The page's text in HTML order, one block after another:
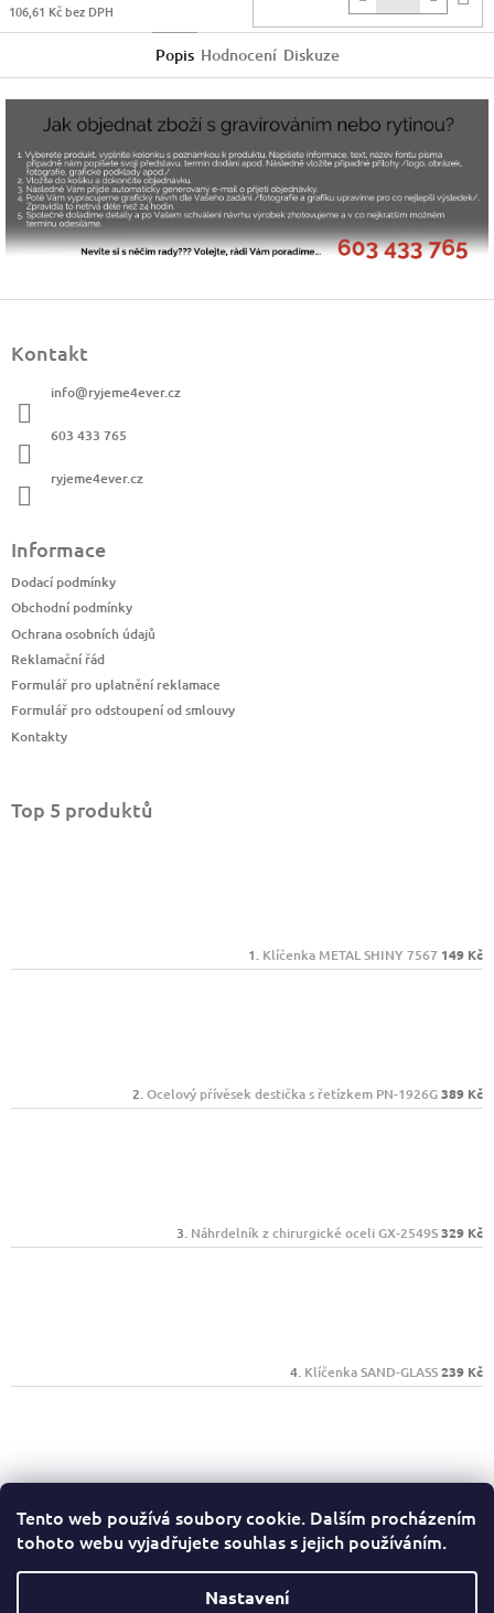
Tento web používá soubory cookie. Dalším procházením
tohoto webu vyjadřujete souhlas s jejich používáním.
Nastavení
106,61 Kč bez DPH
Popis Hodnocení Diskuze
Kontakt
info@ryjeme4ever.cz
603 433 765
ryjeme4ever.cz
Informace
Dodací podmínky
Obchodní podmínky
Ochrana osobních údajů
Reklamační řád
Formulář pro uplatnění reklamace
Formulář pro odstoupení od smlouvy
Kontakty
Top 5 produktů
Klíčenka METAL SHINY 7567 149 Kč
Ocelový přívěsek destička s řetízkem PN-1926G389 Kč
Náhrdelník z chirurgické oceli GX-2549S329 Kč
Klíčenka SAND-GLASS239 Kč
Psací sada Mark Twain 1385603 389 Kč
Facebook